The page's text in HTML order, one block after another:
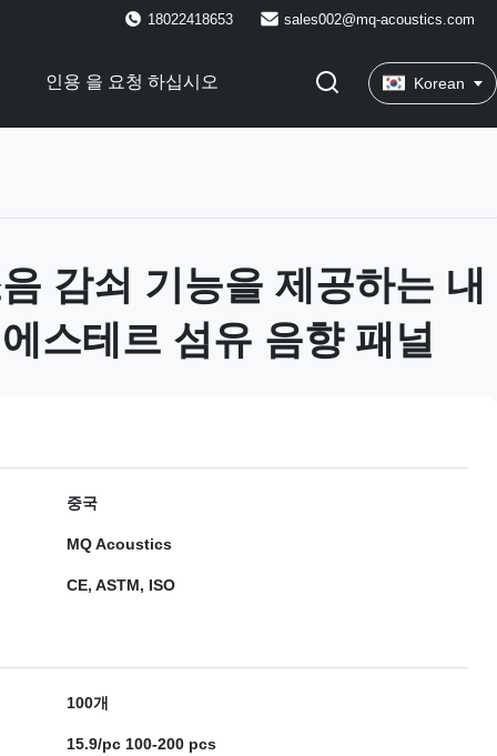
18022418653 sales002@mq-acoustics.com
인용 을 요청 하십시오 Korean
감쇠 기능을 제공하는 내
스테르 섬유 음향 패널
중국
MQ Acoustics
CE, ASTM, ISO
100개
15.9/pc 100-200 pcs